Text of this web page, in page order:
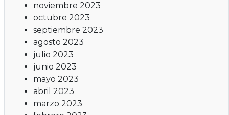
noviembre 2023
octubre 2023
septiembre 2023
agosto 2023
julio 2023
junio 2023
mayo 2023
abril 2023
marzo 2023